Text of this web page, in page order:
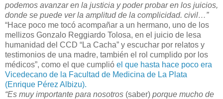
podemos avanzar en la justicia y poder probar en los juicios,
donde se puede ver la amplitud de la complicidad. civil…”
“Hace poco me tocó acompañar a un hermano, uno de los
mellizos Gonzalo Reggiardo Tolosa, en el juicio de lesa
humanidad del CCD “La Cacha” y escuchar por relatos y
testimonios de una madre, también el rol cumplido por los
médicos”, como el que cumplió el que hasta hace poco era
Vicedecano de la Facultad de Medicina de La Plata
(Enrique Pérez Albizu).
“Es muy importante para nosotros (saber) porque mucho de